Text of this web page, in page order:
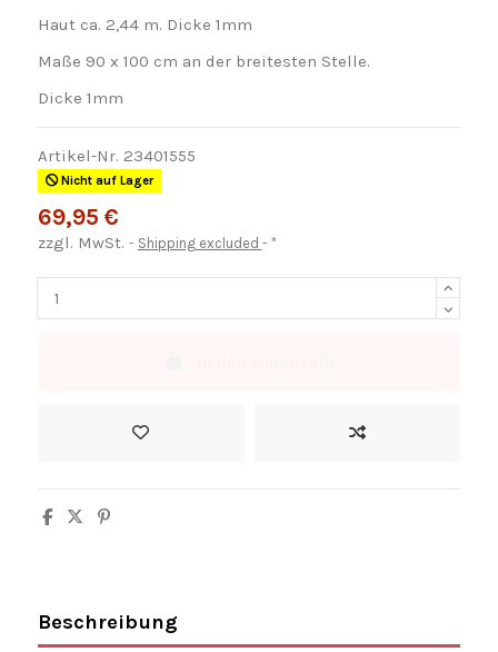
Haut ca. 2,44 m. Dicke 1mm
Maße 90 x 100 cm an der breitesten Stelle.
Dicke 1mm
Artikel-Nr. 23401555
Nicht auf Lager
69,95 €
zzgl. MwSt. Shipping excluded *
Beschreibung